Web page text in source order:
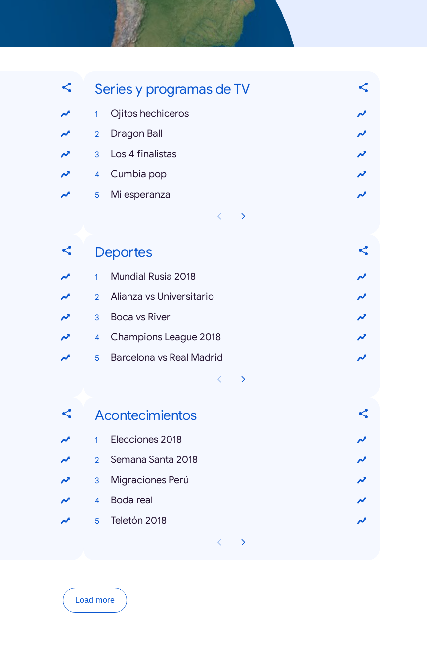
Series y programas de TV
Ojitos hechiceros
Dragon Ball
Los 4 finalistas
Cumbia pop
Mi esperanza
Deportes
Mundial Rusia 2018
Alianza vs Universitario
Boca vs River
Champions League 2018
Barcelona vs Real Madrid
Acontecimientos
Elecciones 2018
Semana Santa 2018
Migraciones Perú
Boda real
Teletón 2018
Load more